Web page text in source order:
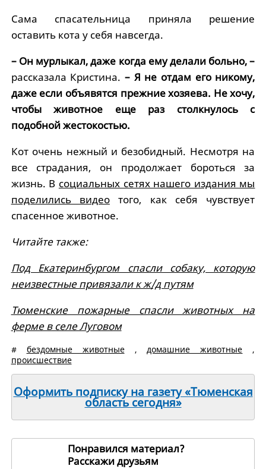
Сама спасательница приняла решение
оставить кота у себя навсегда.
– Он мурлыкал, даже когда ему делали больно, –
рассказала Кристина. – Я не отдам его никому,
даже если объявятся прежние хозяева. Не хочу,
чтобы животное еще раз столкнулось с
подобной жестокостью.
Кот очень нежный и безобидный. Несмотря на
все страдания, он продолжает бороться за
жизнь. В социальных сетях нашего издания мы
поделились видеотого, как себя чувствует
спасенное животное.
Читайте также:
Под Екатеринбургом спасли собаку, которую
неизвестные привязали к ж/д путям
Тюменские пожарные спасли животных на
ферме в селе Луговом
# бездомные животные, домашние животные ,
происшествие
Оформить подписку на газету «Тюменская
область сегодня»
Понравился материал?
Расскажи друзьям